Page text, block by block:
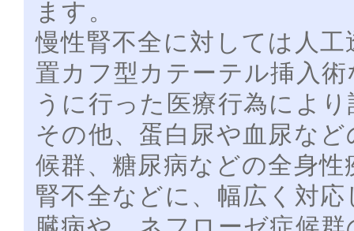
ます。
慢性腎不全に対しては人
置カフ型カテーテル挿入
うに行った医療行為によ
その他、蛋白尿や血尿な
候群、糖尿病などの全身
腎不全などに、幅広く対